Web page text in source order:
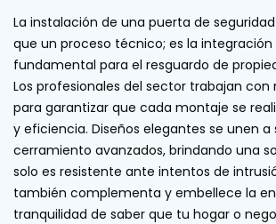
La instalación de una puerta de
que un proceso técnico; es la
fundamental para el resguardo de
Los profesionales del sector trabajan
para garantizar que cada montaje se
y eficiencia. Diseños elegantes se unen a
cerramiento avanzados, brindando una
solo es resistente ante intentos de
también complementa y embellece la
tranquilidad de saber que tu hogar o